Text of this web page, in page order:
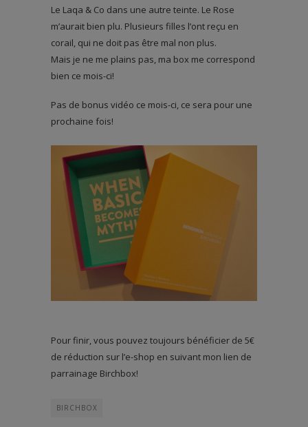
Le Laqa & Co dans une autre teinte. Le Rose
m’aurait bien plu. Plusieurs filles l’ont reçu en
corail, qui ne doit pas être mal non plus.
Mais je ne me plains pas, ma box me correspond
bien ce mois-ci!
Pas de bonus vidéo ce mois-ci, ce sera pour une
prochaine fois!
Pour finir, vous pouvez toujours bénéficier de 5€
de réduction sur l’e-shop en suivant mon lien de
parrainage Birchbox!
BIRCHBOX